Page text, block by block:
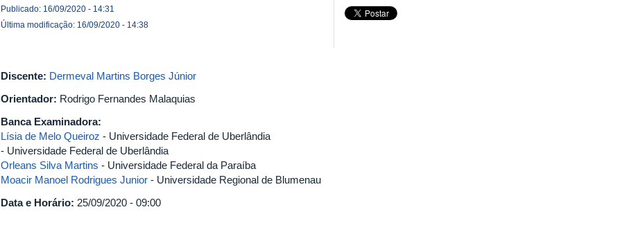
Publicado: 16/09/2020 - 14:31
Última modificação: 16/09/2020 - 14:38
Discente: Dermeval Martins Borges Júnior
Orientador: Rodrigo Fernandes Malaquias
Banca Examinadora:
Lísia de Melo Queiroz - Universidade Federal de Uberlândia
- Universidade Federal de Uberlândia
Orleans Silva Martins - Universidade Federal da Paraíba
Moacir Manoel Rodrigues Junior - Universidade Regional de Blumenau
Data e Horário: 25/09/2020 - 09:00